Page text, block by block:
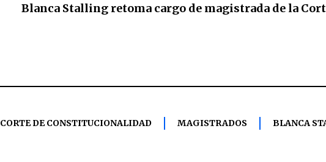
Blanca Stalling retoma cargo de magistrada de la
CORTE DE CONSTITUCIONALIDAD MAGISTRADOS BLANCA